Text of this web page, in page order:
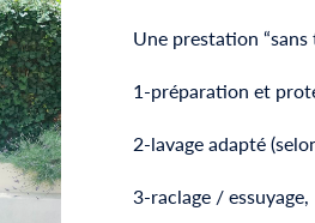
Une prestation
1-préparation et
2-lavage adapté
3-raclage / essuyage,